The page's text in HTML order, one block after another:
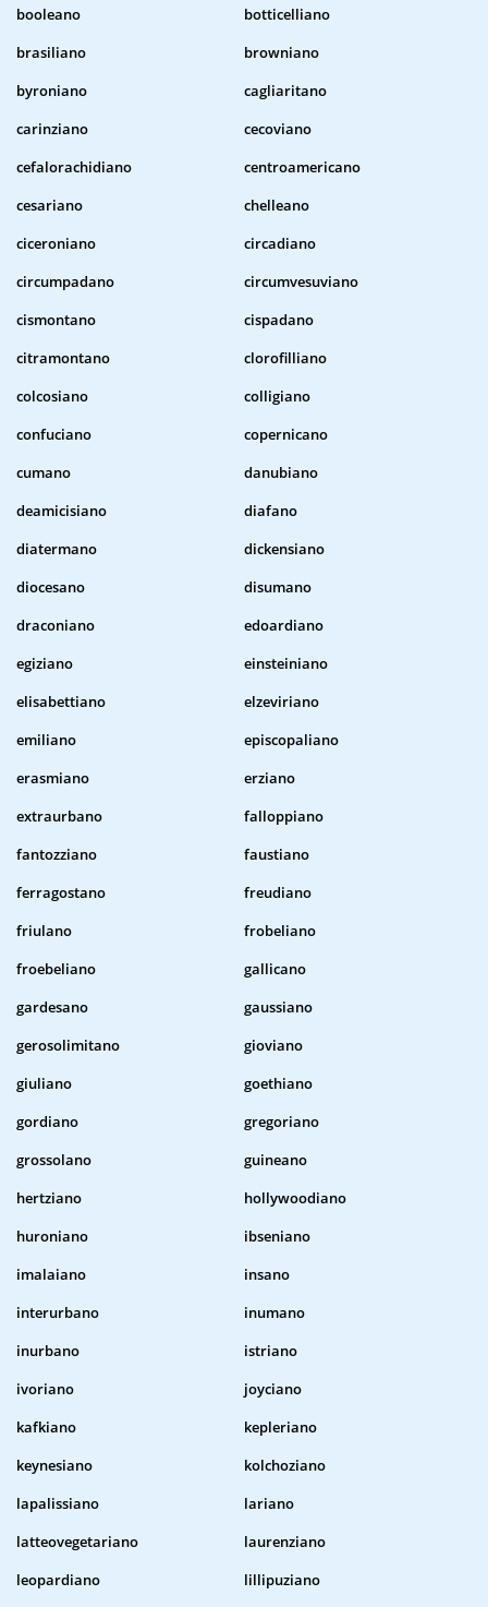
booleano
botticelliano
brasiliano
browniano
byroniano
cagliaritano
carinziano
cecoviano
cefalorachidiano
centroamericano
cesariano
chelleano
ciceroniano
circadiano
circumpadano
circumvesuviano
cismontano
cispadano
citramontano
clorofilliano
colcosiano
colligiano
confuciano
copernicano
cumano
danubiano
deamicisiano
diafano
diatermano
dickensiano
diocesano
disumano
draconiano
edoardiano
egiziano
einsteiniano
elisabettiano
elzeviriano
emiliano
episcopaliano
erasmiano
erziano
extraurbano
falloppiano
fantozziano
faustiano
ferragostano
freudiano
friulano
frobeliano
froebeliano
gallicano
gardesano
gaussiano
gerosolimitano
gioviano
giuliano
goethiano
gordiano
gregoriano
grossolano
guineano
hertziano
hollywoodiano
huroniano
ibseniano
imalaiano
insano
interurbano
inumano
inurbano
istriano
ivoriano
joyciano
kafkiano
kepleriano
keynesiano
kolchoziano
lapalissiano
lariano
latteovegetariano
laurenziano
leopardiano
lillipuziano